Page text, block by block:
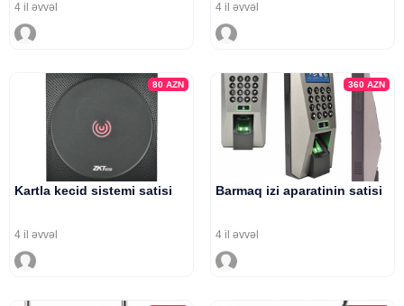
4 il əvvəl 4 il əvvəl
80AZN
Kartla kecid sistemi satisi
4 il əvvəl
360 AZN
Barmaq izi aparatinin satisi
4 il əvvəl